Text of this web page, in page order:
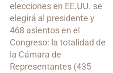
elecciones en EE.UU. se
elegirá al presidente y
468 asientos en el
Congreso: la totalidad de
la Cámara de
Representantes (435